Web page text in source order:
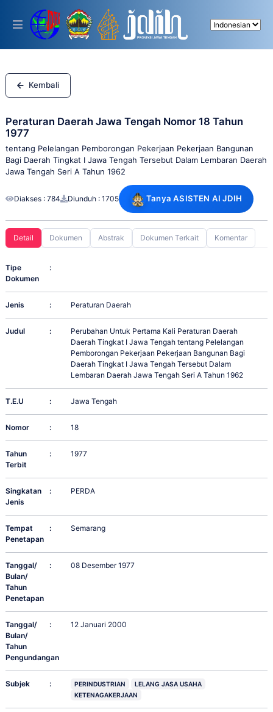
This
includes
accessibility
system.
Kembali
Peraturan Daerah Jawa Tengah Nomor 18 Tahun
1977
tentang Pelelangan Pemborongan Pekerjaan Pekerjaan Bangunan
Bagi Daerah Tingkat I Jawa Tengah Tersebut Dalam Lembaran Daerah
Jawa Tengah Seri A Tahun 1962
Diakses : 784 Diunduh : 1705 Tanya ASISTEN AI JDIH
Detail Dokumen Abstrak Dokumen Terkait Komentar
Tipe
Dokumen
:
Jenis : Peraturan Daerah
Judul :
Perubahan Untuk Pertama Kali Peraturan Daerah
Daerah Tingkat I Jawa Tengah tentang Pelelangan
Pemborongan Pekerjaan Pekerjaan Bangunan Bagi
Daerah Tingkat I Jawa Tengah Tersebut Dalam
Lembaran Daerah Jawa Tengah Seri A Tahun 1962
T.E.U : Jawa Tengah
Nomor : 18
Tahun
Terbit
: 1977
Singkatan
Jenis
: PERDA
Tempat
Penetapan
: Semarang
Tanggal/
Bulan/
Tahun
Penetapan
: 08 Desember 1977
Tanggal/
Bulan/
Tahun
Pengundangan
: 12 Januari 2000
Subjek : PERINDUSTRIAN
LELANG JASA USAHA
KETENAGAKERJAAN